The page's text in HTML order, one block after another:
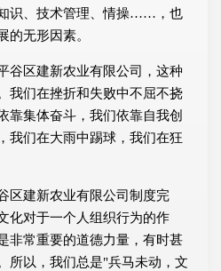
识、技术管理、情操……，也
的无形因素。
谷区建新农业有限公司，这种
我们在挫折和失败中不屈不挠
靠集体奋斗，我们依靠自我创
们在大雨中踢球，我们在狂
区建新农业有限公司制度完
化对于一个人组织行为的作
非常重要的道德力量，有时甚
所以，我们总是"兵马未动，文